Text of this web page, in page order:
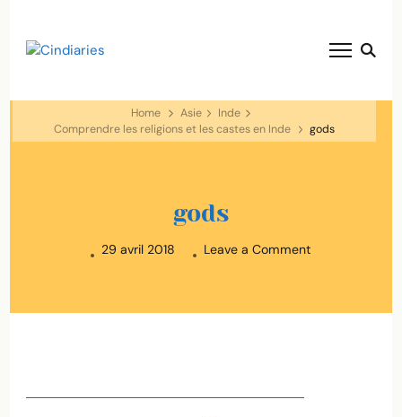
Home Asie
Inde
Comprendre les religions et les castes en Inde
gods
gods
29 avril 2018 Leave a Comment